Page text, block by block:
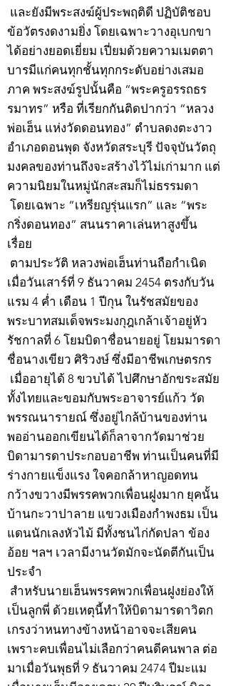
และยังมีพระสงฆ์ผู้ประพฤติดี ปฏิบัติชอบ
ข้อวัตรงดงามยิ่ง โดยเฉพาะวางอุเบกขา
ได้อย่างยอดเยี่ยม เปี่ยมด้วยความเมตตา
บารมีแก่คนทุกชั้นทุกกระดับอย่างเสมอ
ภาค พระสงฆ์รูปนั้นคือ “พระครูอรรถธร
รมาทร” หรือ ที่เรียกกันติดปากว่า “หลวง
พ่อเฮ็น แห่งวัดดอนทอง” ตำบลดงตะงาว
อำเภอดอนพุด จังหวัดสระบุรี ปัจจุบันวัตถุ
มงคลของท่านถึงจะสร้างไว้ไม่เก่ามาก แต่
ความนิยมในหมู่นักสะสมก็ไม่ธรรมดา
โดยเฉพาะ “เหรียญรุ่นแรก” และ “พระ
กริ่งดอนทอง” สนนราคาเล่นหาสูงขึ้น
เรื่อย
ตามประวัติ หลวงพ่อเฮ็นท่านถือกำเนิด
เมื่อวันเสาร์ที่ 9 ธันวาคม 2454 ตรงกับวัน
แรม 4 ค่ำ เดือน 1 ปีกุน ในรัชสมัยของ
พระบาทสมเด็จพระมงกุฎเกล้าเจ้าอยู่หัว
รัชกาลที่ 6 โยมบิดาชื่อนายอยู่ โยมมารดา
ชื่อนางเขียว ศิริวงษ์ ซึ่งมีอาชีพเกษตรกร
เมื่ออายุได้ 8 ขวบได้ ไปศึกษาอักขระสมัย
ทั้งไทยและขอมกับพระอาจารย์แก้ว วัด
พรรณนารายณ์ ซึ่งอยู่ไกล้บ้านของท่าน
พออ่านออกเขียนได้ก็ลาจากวัดมาช่วย
บิดามารดาประกอบอาชีพ ท่านเป็นคนที่มี
ร่างกายแข็งแรง ใจคอกล้าหาญอดทน
กว้างขวางมีพรรคพวกเพื่อนฝูงมาก ยุคนั้น
บ้านกะวาปาลาย แขวงเมืองกำพงธม เป็น
แดนนักเลงหัวไม้ มีทั้งชนไก่กัดปลา ข้อง
อ้อย ฯลฯ เวลามีงานวัดมักจะนัดตีกันเป็น
ประจำ
สำหรับนายเฮ็นพรรคพวกเพื่อนฝูงย่องให้
เป็นลูกพี่ ด้วยเหตุนี้ทำให้บิดามารดาวิตก
เกรงว่าหนทางข้างหน้าอาจจะเสียคน
เพราะคบเพื่อนไม่เลือกว่าคนดีคนพาล ต่อ
มาเมื่อวันพุธที่ 9 ธันวาคม 2474 ปีมะแม